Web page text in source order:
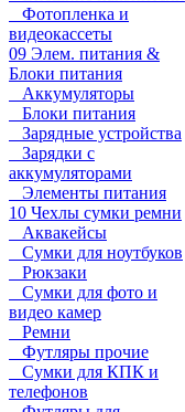
Фотопленка и
видеокассеты
09 Элем. питания &
Блоки питания
Аккумуляторы
Блоки питания
Зарядные устройства
Зарядки с
аккумуляторами
Элементы питания
10 Чехлы сумки ремни
Аквакейсы
Сумки для ноутбуков
Рюкзаки
Сумки для фото и
видео камер
Ремни
Футляры прочие
Сумки для КПК и
телефонов